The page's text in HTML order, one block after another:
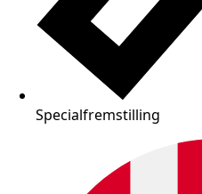
Specialfremstilling